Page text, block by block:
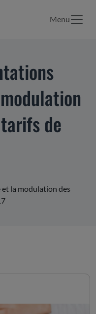
Menu
de
la modulation des